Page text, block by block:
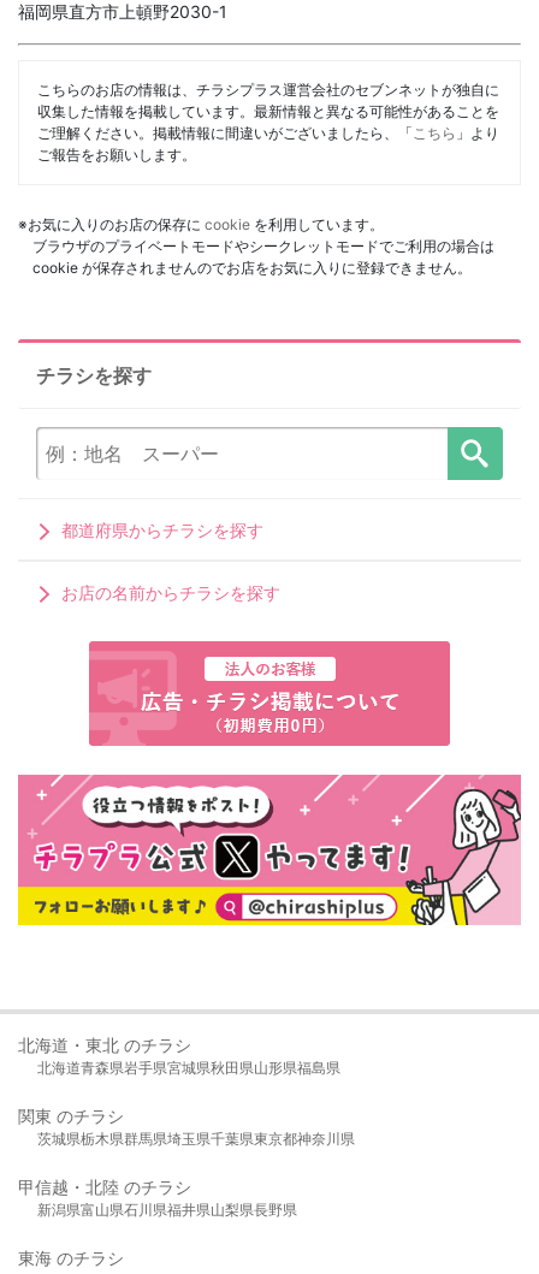
福岡県直方市上頓野2030-1
こちらのお店の情報は、チラシプラス運営会社のセブンネットが独自に
収集した情報を掲載しています。最新情報と異なる可能性があることを
ご理解ください。掲載情報に間違いがございましたら、「 こちら 」より
ご報告をお願いします。
※お気に入りのお店の保存に cookie を利用しています。
ブラウザのプライベートモードやシークレットモードでご利用の場合は
cookie が保存されませんのでお店をお気に入りに登録できません。
チラシを探す
都道府県からチラシを探す
お店の名前からチラシを探す
北海道・東北 のチラシ
北海道青森県岩手県宮城県秋田県山形県福島県
関東 のチラシ
茨城県栃木県群馬県埼玉県千葉県東京都神奈川県
甲信越・北陸 のチラシ
新潟県富山県石川県福井県山梨県長野県
東海 のチラシ